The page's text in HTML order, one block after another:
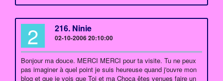
2 216. Ninie
02-10-2006 20:10:00
Bonjour ma douce. MERCI MERCI pour ta visite. Tu ne peux
pas imaginer à quel point je suis heureuse quand j'ouvre mon
blog et que je vois que Toi et ma Choca êtes venues faire un